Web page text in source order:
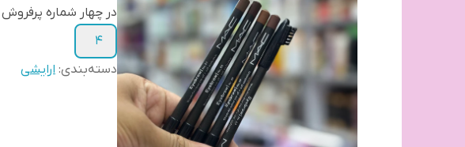
در چهار شماره پرفروش
4
دسته‌بندی: ارایشی